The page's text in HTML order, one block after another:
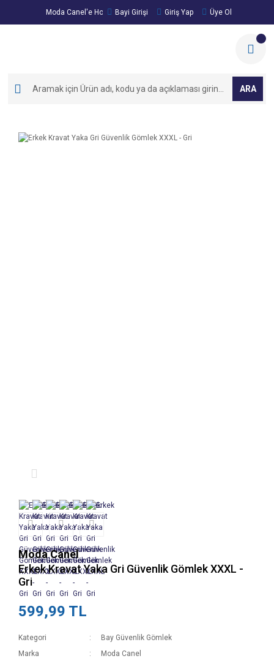
Moda Canel'e Hoşgeldiniz!
Bayi Girişi Giriş Yap Üye Ol
ARA
Moda Canel
Erkek Kravat Yaka Gri Güvenlik Gömlek XXXL -
Gri
599,99 TL
Kategori
Bay Güvenlik Gömlek
Marka
Moda Canel